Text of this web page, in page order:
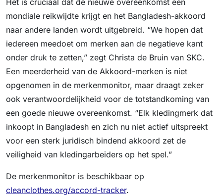
Het is cruciaal dat de nieuwe overeenkomst een
mondiale reikwijdte krijgt en het Bangladesh-akkoord
naar andere landen wordt uitgebreid. “We hopen dat
iedereen meedoet om merken aan de negatieve kant
onder druk te zetten,” zegt Christa de Bruin van SKC.
Een meerderheid van de Akkoord-merken is niet
opgenomen in de merkenmonitor, maar draagt zeker
ook verantwoordelijkheid voor de totstandkoming van
een goede nieuwe overeenkomst. “Elk kledingmerk dat
inkoopt in Bangladesh en zich nu niet actief uitspreekt
voor een sterk juridisch bindend akkoord zet de
veiligheid van kledingarbeiders op het spel.”
De merkenmonitor is beschikbaar op
cleanclothes.org/accord-tracker.